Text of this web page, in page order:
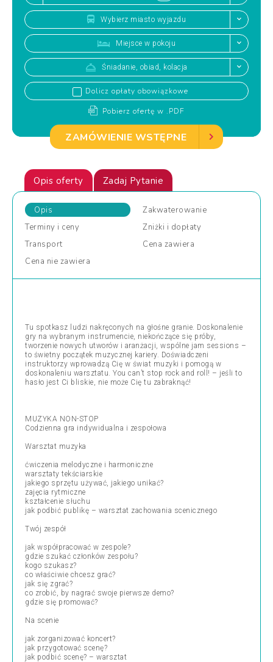
Wybierz miasto wyjazdu
Miejsce w pokoju
Śniadanie, obiad, kolacja
Dolicz opłaty obowiązkowe
Pobierz ofertę w .PDF
ZAMÓWIENIE WSTĘPNE
Opis oferty Zadaj Pytanie
Opis
Zakwaterowanie
Terminy i ceny Zniżki i dopłaty
Transport
Cena zawiera
Cena nie zawiera
Tu spotkasz ludzi nakręconych na głośne granie. Doskonalenie
gry na wybranym instrumencie, niekończące się próby,
tworzenie nowych utworów i aranżacji, wspólne jam sessions –
to świetny początek muzycznej kariery. Doświadczeni
instruktorzy wprowadzą Cię w świat muzyki i pomogą w
doskonaleniu warsztatu. You can’t stop rock and roll! – jeśli to
hasło jest Ci bliskie, nie może Cię tu zabraknąć!
MUZYKA NON-STOP
Codzienna gra indywidualna i zespołowa
Warsztat muzyka
ćwiczenia melodyczne i harmoniczne
warsztaty tekściarskie
jakiego sprzętu używać, jakiego unikać?
zajęcia rytmiczne
kształcenie słuchu
jak podbić publikę – warsztat zachowania scenicznego
Twój zespół
jak współpracować w zespole?
gdzie szukać członków zespołu?
kogo szukasz?
co właściwie chcesz grać?
jak się zgrać?
co zrobić, by nagrać swoje pierwsze demo?
gdzie się promować?
Na scenie
jak zorganizować koncert?
jak przygotować scenę?
jak podbić scenę? – warsztat